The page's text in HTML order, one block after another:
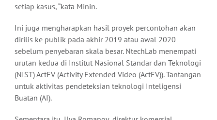
setiap kasus, “kata Minin.
Ini juga mengharapkan hasil proyek percontohan akan
dirilis ke publik pada akhir 2019 atau awal 2020
sebelum penyebaran skala besar. NtechLab menempati
urutan kedua di Institut Nasional Standar dan Teknologi
(NIST) ActEV (Activity Extended Video (ActEV)). Tantangan
untuk aktivitas pendeteksian teknologi Inteligensi
Buatan (AI).